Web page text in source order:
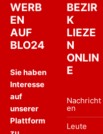
WERB
EN
AUF
BLO24
Sie haben
Interesse
auf
unserer
Plattform
BEZIR
K
LIEZE
N
ONLIN
E
Nachricht
en
Leute